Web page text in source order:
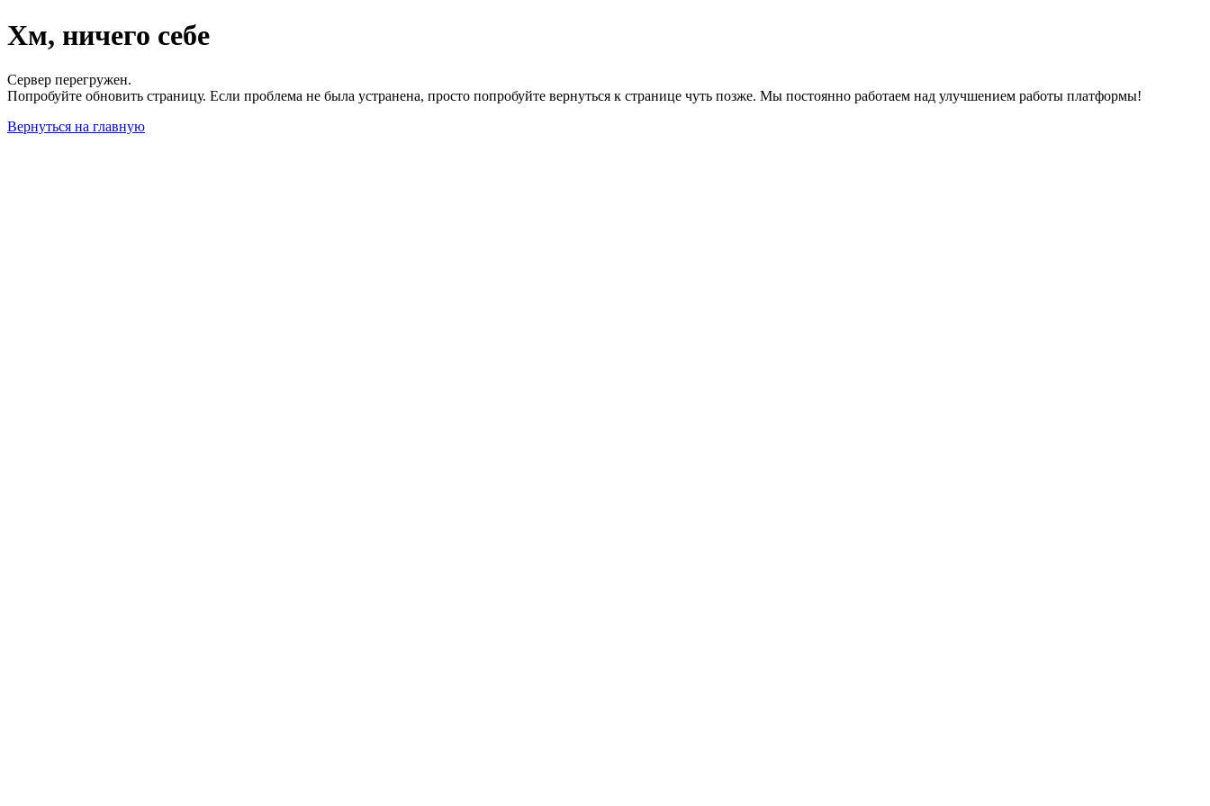
Хм, ничего себе
Сервер перегружен.
Попробуйте обновить страницу. Если проблема не была устранена, просто попробуйте вернуться к странице чуть позже. Мы постоянно работаем над улучшением работы платформы!
Вернуться на главную